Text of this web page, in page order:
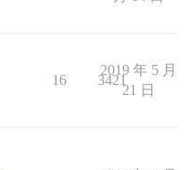
16 3421
2019 年 5 月
21 日